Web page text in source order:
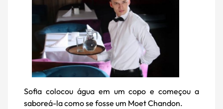
Sofia colocou água em um copo e começou a
saboreá-la como se fosse um Moet Chandon.